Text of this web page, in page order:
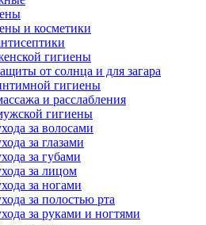
и косметики
гигиены
от солнца и для загара
гигиены
и расслабления
гигиены
за волосами
за глазами
за губами
за лицом
за ногами
за полостью рта
за руками и ногтями